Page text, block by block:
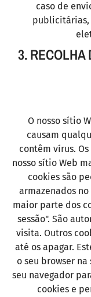
caso de
publicitárias,
3. RECOLHA
O nosso sítio
causam
contêm vírus.
nosso sítio Web
cookies são
armazenados
maior parte dos
sessão". São
visita. Outros
até os apagar.
o seu browser
seu navegador
cookies e